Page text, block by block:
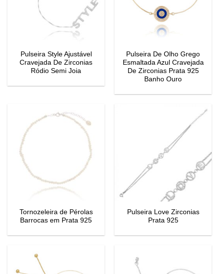
Pulseira Style Ajustável
Cravejada De Zirconias
Ródio Semi Joia
Pulseira De Olho Grego
Esmaltada Azul Cravejada
De Zirconias Prata 925
Banho Ouro
Tornozeleira de Pérolas
Barrocas em Prata 925
Pulseira Love Zirconias
Prata 925